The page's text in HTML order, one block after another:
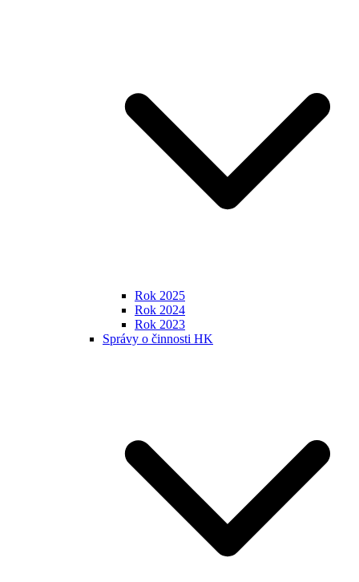
Rok 2025
Rok 2024
Rok 2023
Správy o činnosti HK